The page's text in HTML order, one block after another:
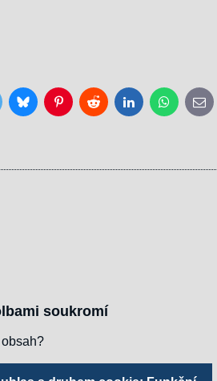
BlueskyPinterestRedditLinkedInWhatsApp
E-
mail
soukromí